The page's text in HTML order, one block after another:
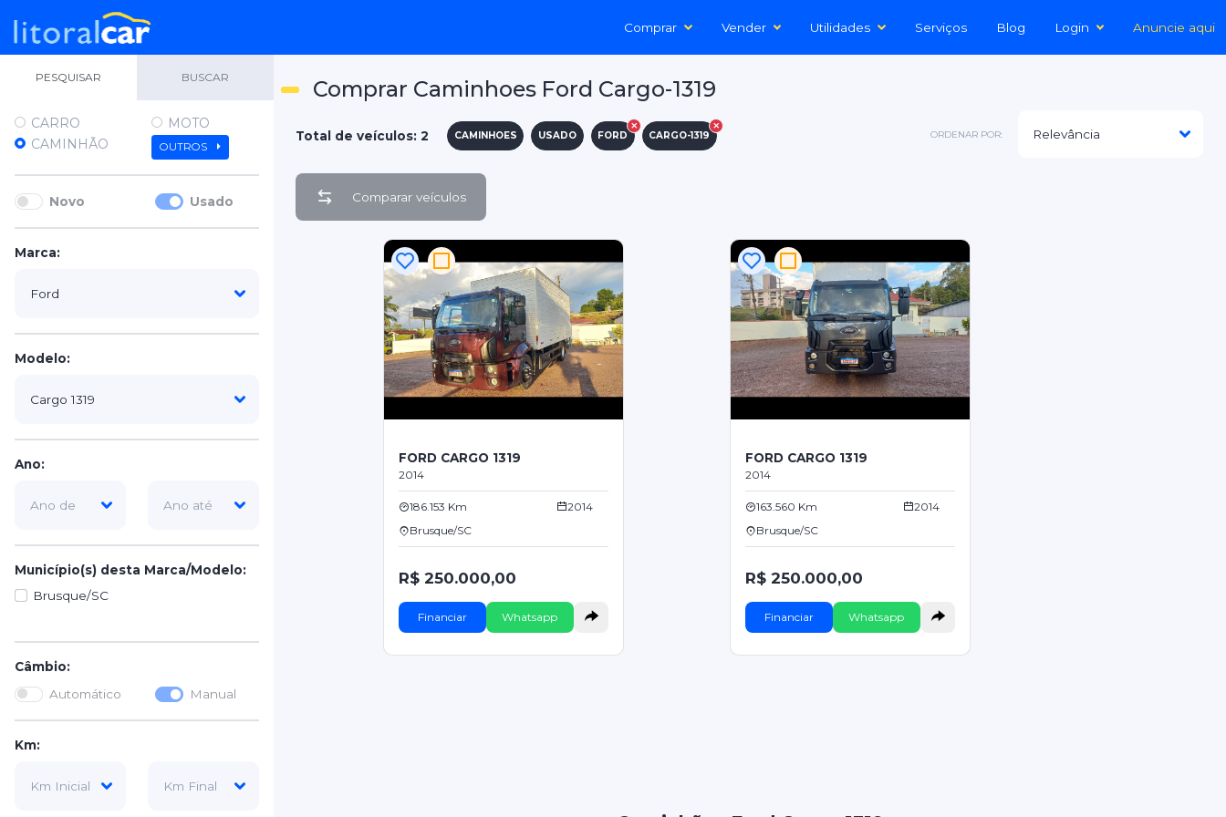
Comprar Vender Utilidades Serviços Blog Login Anuncie aqui
PESQUISAR BUSCAR
CARRO
MOTO
CAMINHÃO
OUTROS
Novo Usado
Marca:
Modelo:
Ano:
Município(s) desta Marca/Modelo:
Brusque/SC
Câmbio:
Automático
Manual
Km:
Comprar Caminhoes Ford Cargo-1319
Total de veículos: 2 CAMINHOES USADO FORD CARGO-1319 ORDENAR POR:
Comparar veículos
FORD CARGO 1319
2014
186.153 Km
2014
Brusque/SC
R$ 250.000,00
Financiar Whatsapp
FORD CARGO 1319
2014
163.560 Km
2014
Brusque/SC
R$ 250.000,00
Financiar Whatsapp